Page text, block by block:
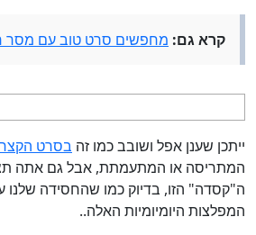
קרא גם: מחפשים סרט טוב עם מסר
ייתכן שענן אפל ושובב כמו זה בסרט הקצר
המתריסה או המתעמתת, אבל גם אתה
ה"קסדה" הזו, בדיוק כמו שהחסידה שלנו
המפלצות היומיומיות האלה..